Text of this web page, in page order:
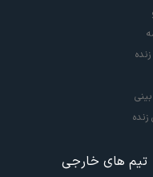
تیم های خارجی